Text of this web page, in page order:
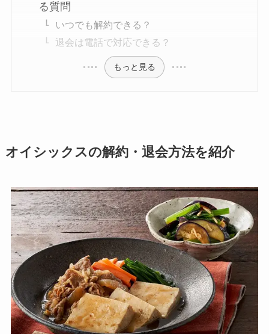
る質問
いつでも解約できる？
退会は電話で対応できる？
もっと見る
オイシックスの解約・退会方法を紹介